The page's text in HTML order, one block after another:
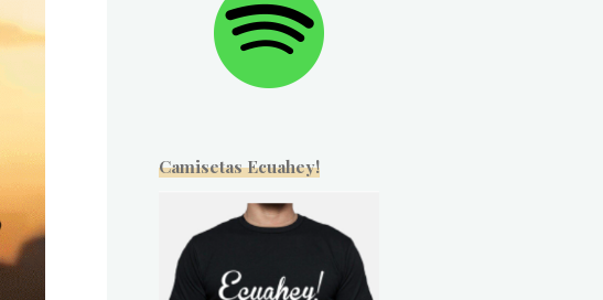
Camisetas Ecuahey!